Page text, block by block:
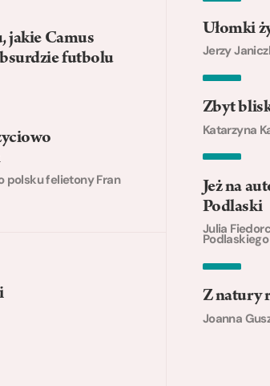
jakie Camus
futbolu
polsku felietony Fran
Ułomki
Jerzy
Zbyt
Katarzyna
Jeż na
Podlaski
Julia
Podlaskiego
Z natury
Joanna